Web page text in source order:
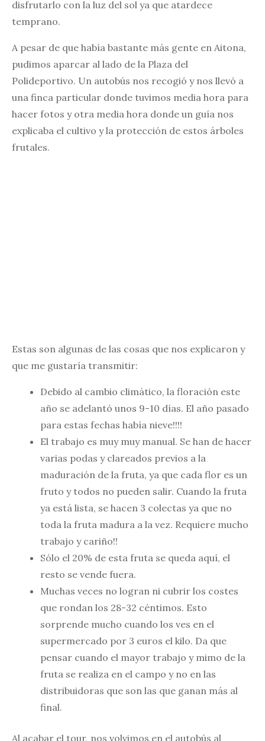
disfrutarlo con la luz del sol ya que atardece
temprano.
A pesar de que había bastante más gente en Aitona,
pudimos aparcar al lado de la Plaza del
Polideportivo. Un autobús nos recogió y nos llevó a
una finca particular donde tuvimos media hora para
hacer fotos y otra media hora donde un guía nos
explicaba el cultivo y la protección de estos árboles
frutales.
Estas son algunas de las cosas que nos explicaron y
que me gustaría transmitir:
Debido al cambio climático, la floración este
año se adelantó unos 9-10 días. El año pasado
para estas fechas había nieve!!!!
El trabajo es muy muy manual. Se han de hacer
varias podas y clareados previos a la
maduración de la fruta, ya que cada flor es un
fruto y todos no pueden salir. Cuando la fruta
ya está lista, se hacen 3 colectas ya que no
toda la fruta madura a la vez. Requiere mucho
trabajo y cariño!!
Sólo el 20% de esta fruta se queda aquí, el
resto se vende fuera.
Muchas veces no logran ni cubrir los costes
que rondan los 28-32 céntimos. Esto
sorprende mucho cuando los ves en el
supermercado por 3 euros el kilo. Da que
pensar cuando el mayor trabajo y mimo de la
fruta se realiza en el campo y no en las
distribuidoras que son las que ganan más al
final.
Al acabar el tour, nos volvimos en el autobús al